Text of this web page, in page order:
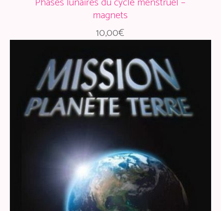
magnets
10,00€